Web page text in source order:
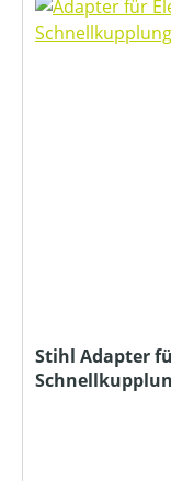
Stihl Adapter